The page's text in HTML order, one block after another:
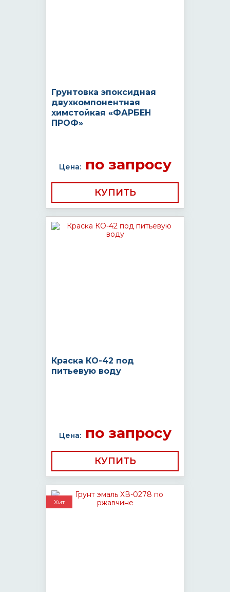
Грунтовка эпоксидная
двухкомпонентная
химстойкая «ФАРБЕН
ПРОФ»
Цена:по запросу
КУПИТЬ
Краска КО-42 под
питьевую воду
Цена:по запросу
КУПИТЬ
Хит